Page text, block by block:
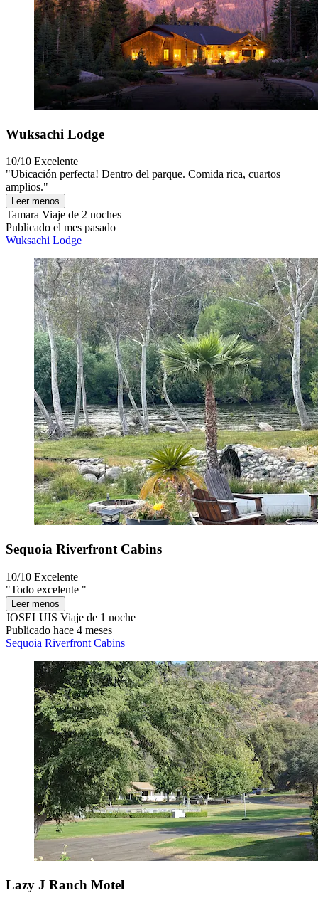
Wuksachi Lodge
10/10 Excelente
"Ubicación perfecta! Dentro del parque. Comida rica, cuartos
amplios."
Leer menos
Tamara Viaje de 2 noches
Publicado el mes pasado
Wuksachi Lodge
Sequoia Riverfront Cabins
10/10 Excelente
"Todo excelente "
Leer menos
JOSELUIS Viaje de 1 noche
Publicado hace 4 meses
Sequoia Riverfront Cabins
Lazy J Ranch Motel